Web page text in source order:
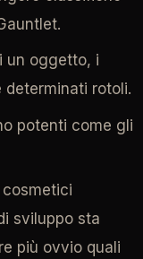
un oggetto, i
rotoli.
potenti come gli
cosmetici
sviluppo sta
più ovvio quali